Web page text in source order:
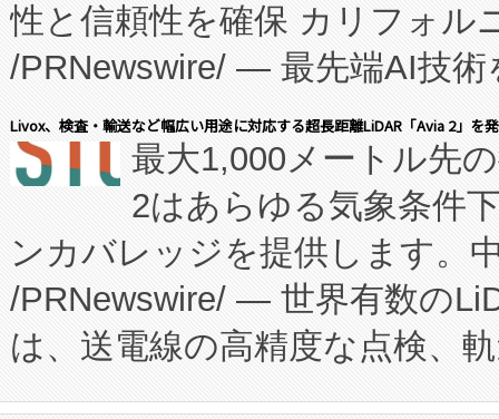
に、患者やサプライチェーン
キー方式で拡張性が高く、持
す。FCCM‑を活用した現地生
患者にとっての費用負担を大
のアクセスを大幅に拡大する
Fully-Connected Continuous
プログラムには、施設設計・
に関する技術移転および知的
構造化トレーニングカリキュ
性と信頼性を確保 カリフォル
/PRNewswire/ — 最先端AI技術
会社エーアイ・アンド：本社
President原信平）と、エンタ
ードするVoltaiqは、日本にあ
ーエネルギー貯蔵システム（
た。 Voltaiq独自のAI搭載プラ
定、統合、導入、運用に至る
安全性を追跡し、確保する事
Livox、検査・輸送など幅広い用途に対応する超長距離LiDAR「Avia 2」を
最大1,000メートル先
2はあらゆる気象条件
ンカバレッジを提供します。
/PRNewswire/ — 世界有数の
は、送電線の高精度な点検、
や穀物倉庫におけるバルク材